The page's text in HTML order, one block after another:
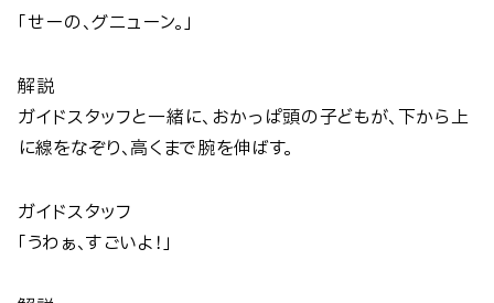
「せーの、グニューン。」
解説
ガイドスタッフと一緒に、おかっぱ頭の子どもが、下から上
に線をなぞり、高くまで腕を伸ばす。
ガイドスタッフ
「うわぁ、すごいよ！」